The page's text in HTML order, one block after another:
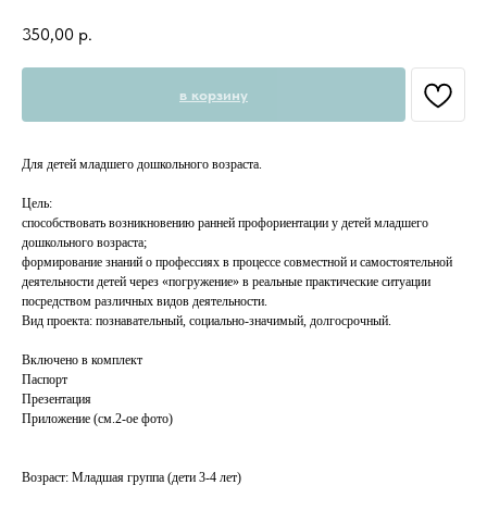
350,00 р.
в корзину
Для детей младшего дошкольного возраста.
Цель:
способствовать возникновению ранней профориентации у детей младшего
дошкольного возраста;
формирование знаний о профессиях в процессе совместной и самостоятельной
деятельности детей через «погружение» в реальные практические ситуации
посредством различных видов деятельности.
Вид проекта: познавательный, социально-значимый, долгосрочный.
Включено в комплект
Паспорт
Презентация
Приложение (см.2-ое фото)
Возраст: Младшая группа (дети 3-4 лет)